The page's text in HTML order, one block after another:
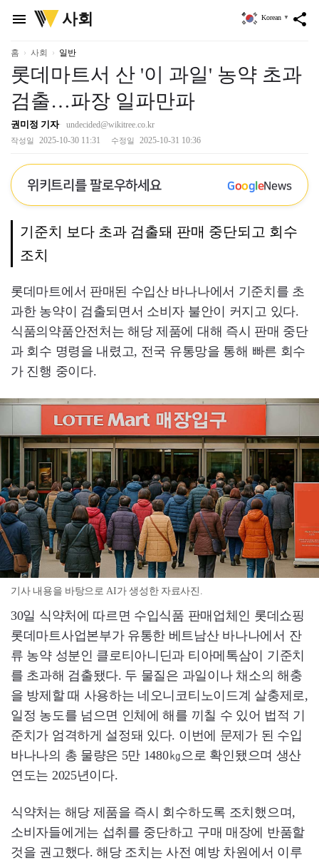
menu
위
키
리
사회 share
Korean ▼
홈 사회 일반
롯데마트서 산 '이 과일' 농약 초과
검출…파장 일파만파
권미정 기자 undecided@wikitree.co.kr
작성일 2025-10-30 11:31 수정일 2025-10-31 10:36
위키트리를 팔로우하세요 GoogleNews
기준치 보다 초과 검출돼 판매 중단되고 회수
조치
롯데마트에서 판매된 수입산 바나나에서 기준치를 초
과한 농약이 검출되면서 소비자 불안이 커지고 있다.
식품의약품안전처는 해당 제품에 대해 즉시 판매 중단
과 회수 명령을 내렸고, 전국 유통망을 통해 빠른 회수
가 진행 중이다.
기사 내용을 바탕으로 AI가 생성한 자료사진.
30일 식약처에 따르면 수입식품 판매업체인 롯데쇼핑
롯데마트사업본부가 유통한 베트남산 바나나에서 잔
류 농약 성분인 클로티아니딘과 티아메톡삼이 기준치
를 초과해 검출됐다. 두 물질은 과일이나 채소의 해충
을 방제할 때 사용하는 네오니코티노이드계 살충제로,
일정 농도를 넘으면 인체에 해를 끼칠 수 있어 법적 기
준치가 엄격하게 설정돼 있다. 이번에 문제가 된 수입
바나나의 총 물량은 5만 1480㎏으로 확인됐으며 생산
연도는 2025년이다.
식약처는 해당 제품을 즉시 회수하도록 조치했으며,
소비자들에게는 섭취를 중단하고 구매 매장에 반품할
것을 권고했다. 해당 조치는 사전 예방 차원에서 이루